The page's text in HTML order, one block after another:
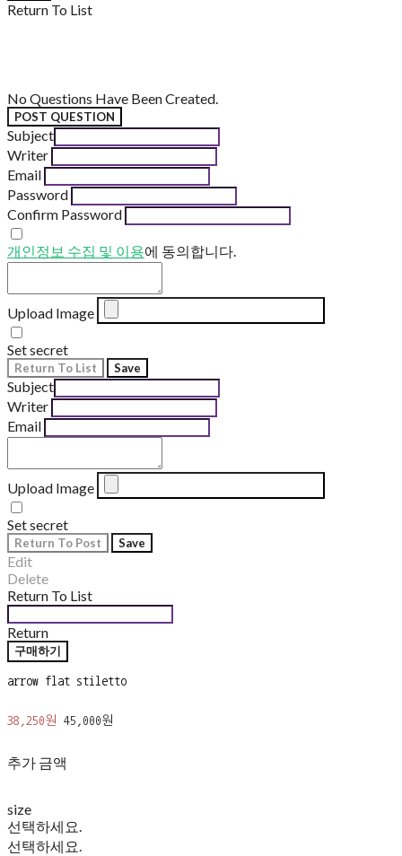
Return To List
No Questions Have Been Created.
POST QUESTION
Subject
Writer
Email
Password
Confirm Password
개인정보 수집 및 이용에 동의합니다.
Upload Image
Set secret
Return To List Save
Subject
Writer
Email
Upload Image
Set secret
Return To Post Save
Edit
Delete
Return To List
Return
구매하기
arrow flat stiletto
38,250원 45,000원
추가 금액
size
선택하세요.
선택하세요.